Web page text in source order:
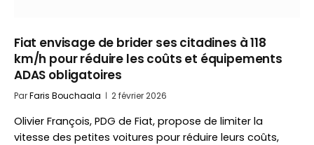
Fiat envisage de brider ses citadines à 118
km/h pour réduire les coûts et équipements
ADAS obligatoires
ParFaris Bouchaala 2 février 2026
Olivier François, PDG de Fiat, propose de limiter la
vitesse des petites voitures pour réduire leurs coûts,